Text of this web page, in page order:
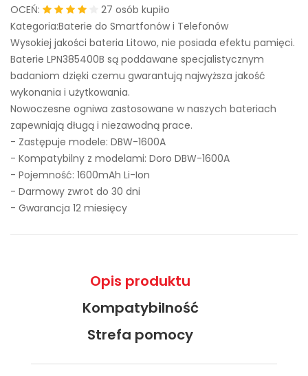
OCEŃ:
27 osób kupiło
Kategoria:Baterie do Smartfonów i Telefonów
Wysokiej jakości bateria Litowo, nie posiada efektu pamięci.
Baterie LPN385400B są poddawane specjalistycznym
badaniom dzięki czemu gwarantują najwyższa jakość
wykonania i użytkowania.
Nowoczesne ogniwa zastosowane w naszych bateriach
zapewniają długą i niezawodną prace.
- Zastępuje modele: DBW-1600A
- Kompatybilny z modelami: Doro DBW-1600A
- Pojemność: 1600mAh Li-Ion
- Darmowy zwrot do 30 dni
- Gwarancja 12 miesięcy
Opis produktu
Kompatybilność
Strefa pomocy